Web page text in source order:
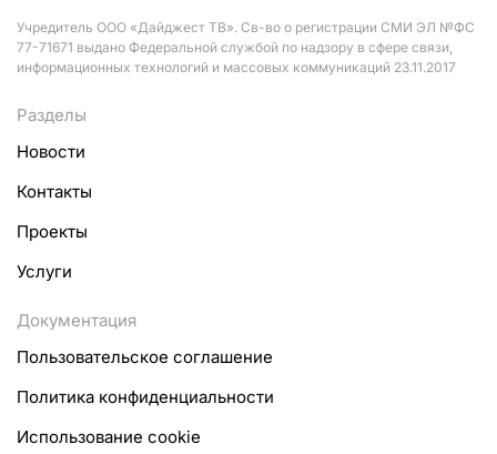
Учредитель ООО «Дайджест ТВ». Св-во о регистрации СМИ ЭЛ №ФС
77-71671 выдано Федеральной службой по надзору в сфере связи,
информационных технологий и массовых коммуникаций 23.11.2017
Разделы
Новости
Контакты
Проекты
Услуги
Документация
Пользовательское соглашение
Политика конфиденциальности
Использование cookie